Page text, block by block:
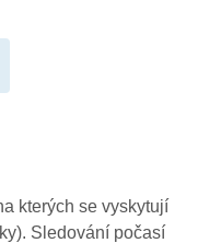
kterých se vyskytují
Sledování počasí